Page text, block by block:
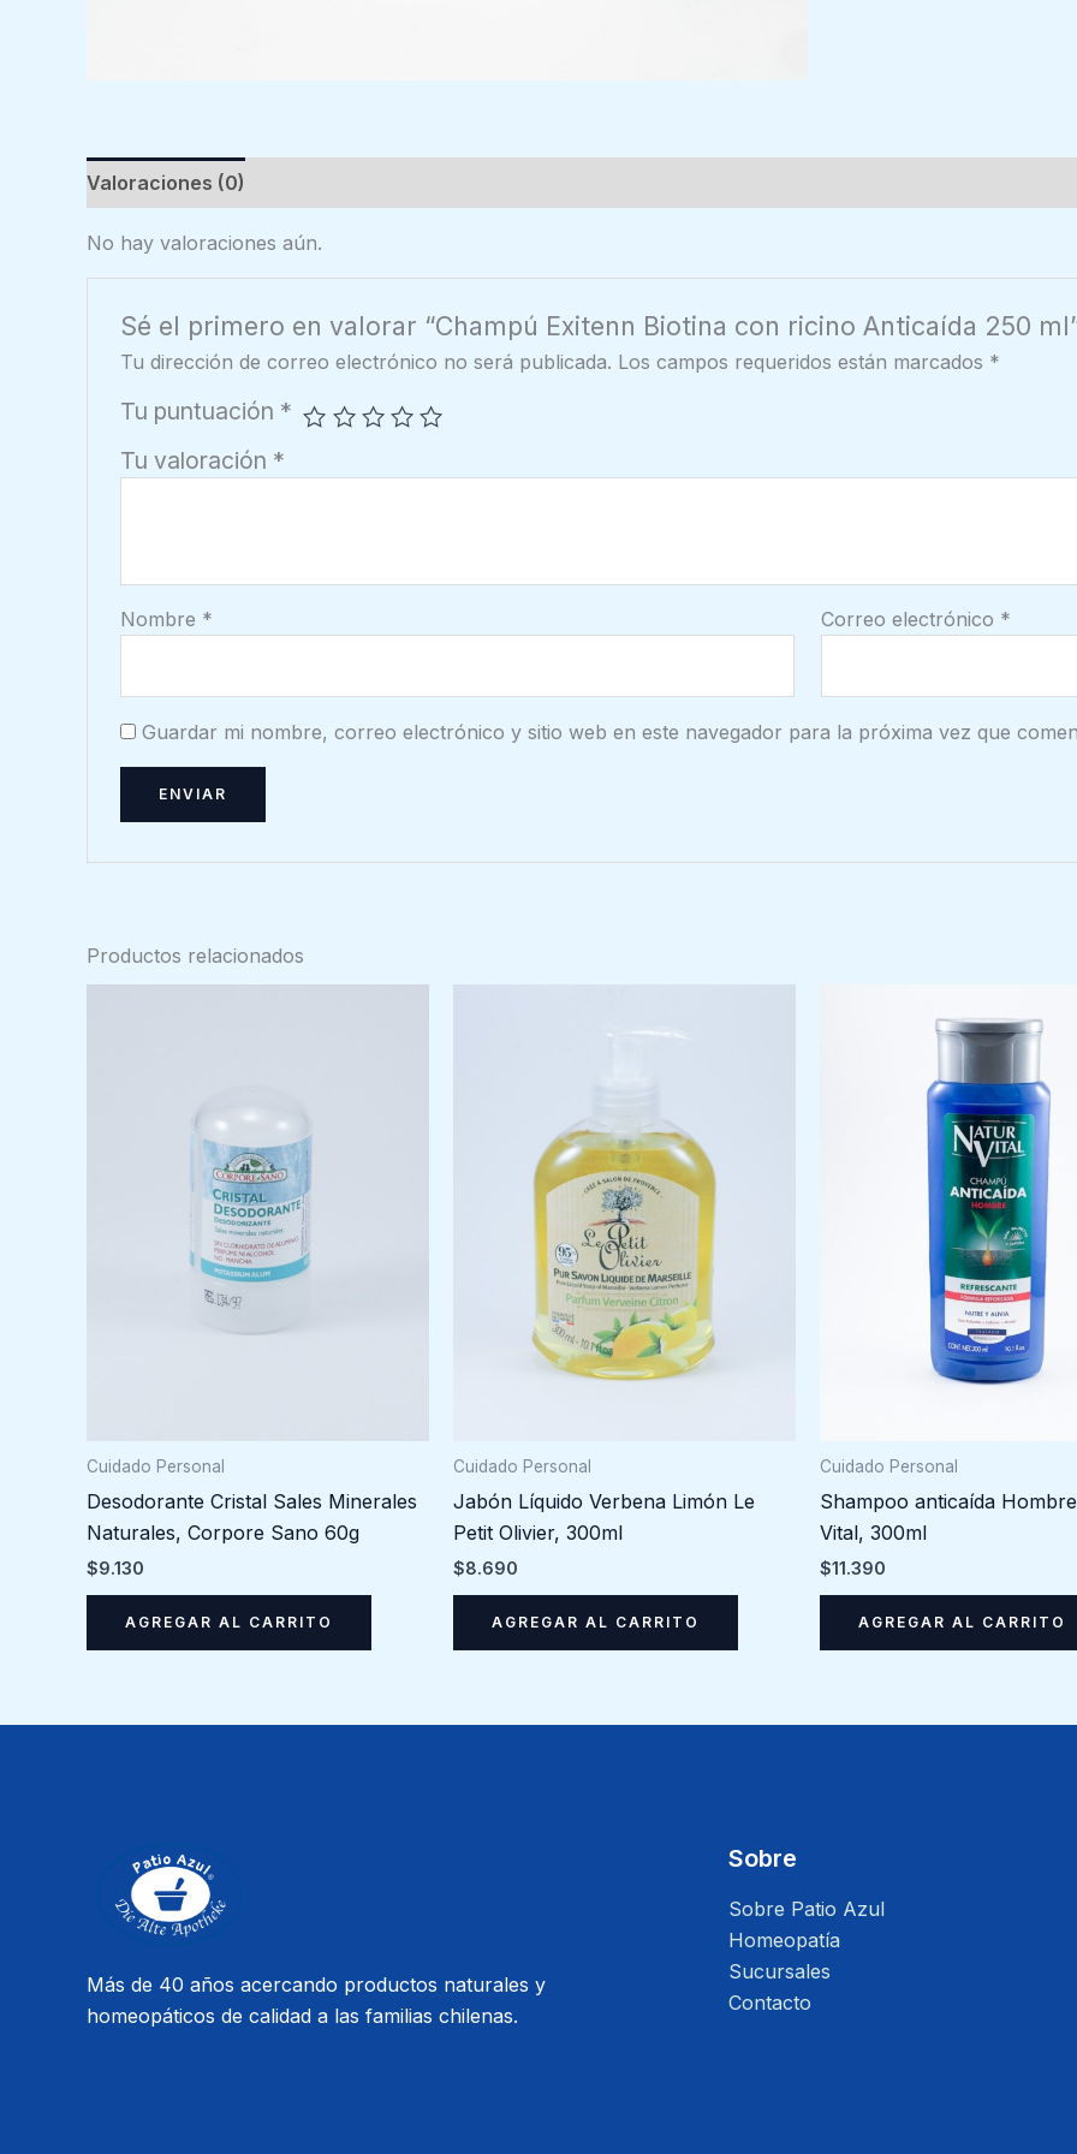
Valoraciones (0)
No hay valoraciones aún.
Sé el primero en valorar “Champú Exitenn Biotina con ricino Anticaída 250
Tu dirección de correo electrónico no será publicada. Los campos requeridos están marcados *
Tu puntuación *
Tu valoración *
Nombre * Correo electrónico *
Guardar mi nombre, correo electrónico y sitio web en este navegador para la próxima vez que
Productos relacionados
Cuidado Personal
Desodorante Cristal Sales Minerales
Naturales, Corpore Sano 60g
$9.130
AGREGAR AL CARRITO
Cuidado Personal
Jabón Líquido Verbena Limón Le
Petit Olivier, 300ml
$8.690
AGREGAR AL CARRITO
Cuidado Personal
Shampoo anticaída
Vital, 300ml
$11.390
AGREGAR AL CARRITO
Más de 40 años acercando productos naturales y
homeopáticos de calidad a las familias chilenas.
Sobre
Sobre Patio Azul
Homeopatía
Sucursales
Contacto